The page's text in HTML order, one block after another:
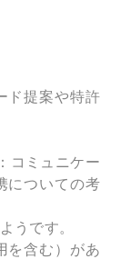
ド提案や特許
コミュニケー
についての考
うです。
を含む）があ